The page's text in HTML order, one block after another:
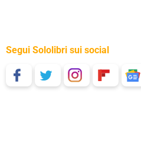
Segui Sololibri sui social